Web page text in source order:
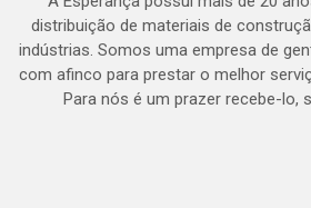
distribuição de materiais de
indústrias. Somos uma empresa de
com afinco para prestar o melhor
Para nós é um prazer recebe-lo,